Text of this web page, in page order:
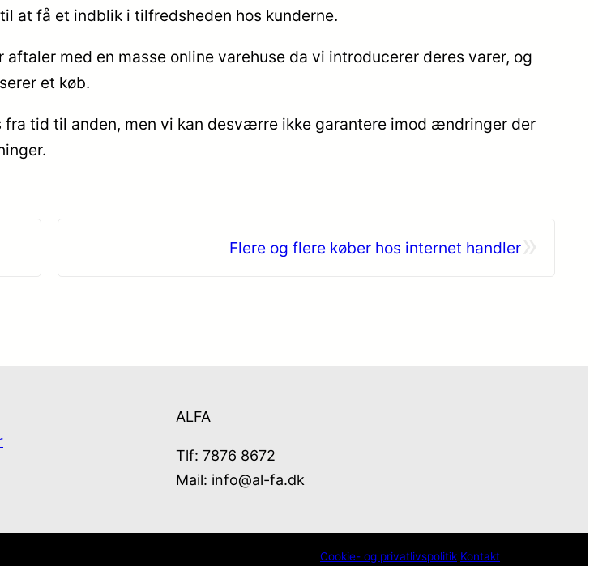
at få et indblik i tilfredsheden hos kunderne.
med en masse online varehuse da vi introducerer deres varer, og
et køb.
tid til anden, men vi kan desværre ikke garantere imod ændringer der
Flere og flere køber hos internet handler
ALFA
Tlf: 7876 8672
Mail: info@al-fa.dk
Cookie- og privatlivspolitik Kontakt